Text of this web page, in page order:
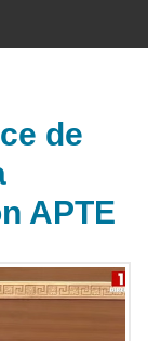
de
APTE